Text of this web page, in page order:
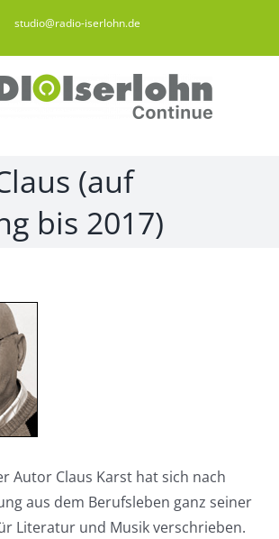
studio@radio-iserlohn.de
(auf
bis 2017)
Autor Claus Karst hat sich nach
aus dem Berufsleben ganz seiner
Literatur und Musik verschrieben.